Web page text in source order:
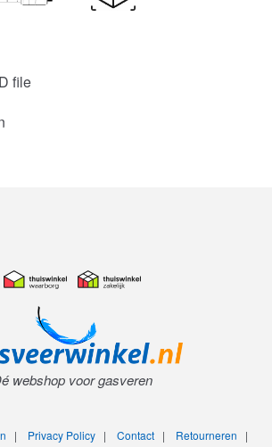
file
webshop voor gasveren
| Privacy Policy| Contact| Retourneren |